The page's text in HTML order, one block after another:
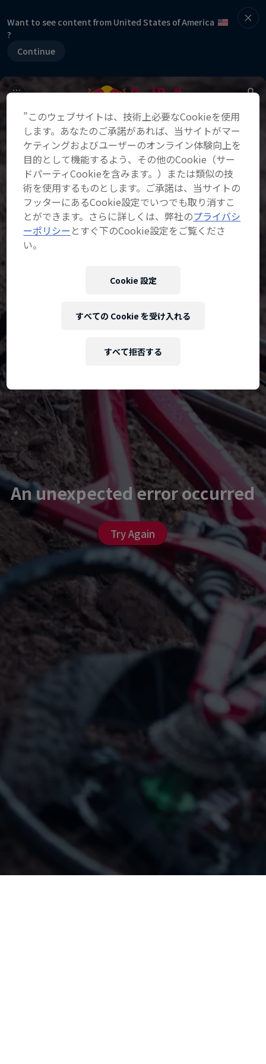
Want to see content from United States of America
?
Continue
An unexpected error occurred
Try Again
”このウェブサイトは、技術上必要なCookieを使用
します。あなたのご承諾があれば、当サイトがマー
ケティングおよびユーザーのオンライン体験向上を
目的として機能するよう、その他のCookie（サー
ドパーティCookieを含みます。）または類似の技
術を使用するものとします。ご承諾は、当サイトの
フッターにあるCookie設定でいつでも取り消すこ
とができます。さらに詳しくは、弊社のプライバシ
ーポリシー とすぐ下のCookie設定をご覧くださ
い。
Cookie 設定
すべて拒否する
すべての Cookie を受け入れる